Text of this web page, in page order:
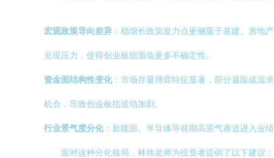
宏观政策导向差异 ：稳增长政策发力点更侧重于基建、房地
兑现压力，使得创业板指面临更多不确定性。
资金面结构性变化：市场存量博弈特征显著，部分避险或追
机会，导致创业板指波动加剧。
行业景气度分化：新能源、半导体等前期高景气赛道进入业
面对这种分化格局，林炜老师为投资者提供了以下建议：